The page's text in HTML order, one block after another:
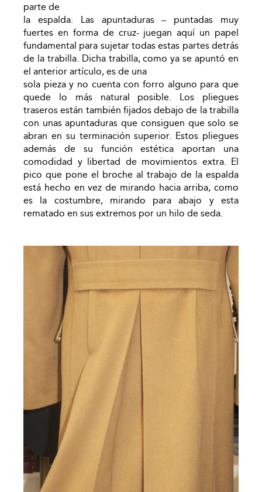
parte de
la espalda. Las apuntaduras – puntadas muy
fuertes en forma de cruz- juegan aquí un papel
fundamental para sujetar todas estas partes detrás
de la trabilla. Dicha trabilla, como ya se apuntó en
el anterior artículo, es de una
sola pieza y no cuenta con forro alguno para que
quede lo más natural posible. Los pliegues
traseros están también fijados debajo de la trabilla
con unas apuntaduras que consiguen que solo se
abran en su terminación superior. Estos pliegues
además de su función estética aportan una
comodidad y libertad de movimientos extra. El
pico que pone el broche al trabajo de la espalda
está hecho en vez de mirando hacia arriba, como
es la costumbre, mirando para abajo y esta
rematado en sus extremos por un hilo de seda.